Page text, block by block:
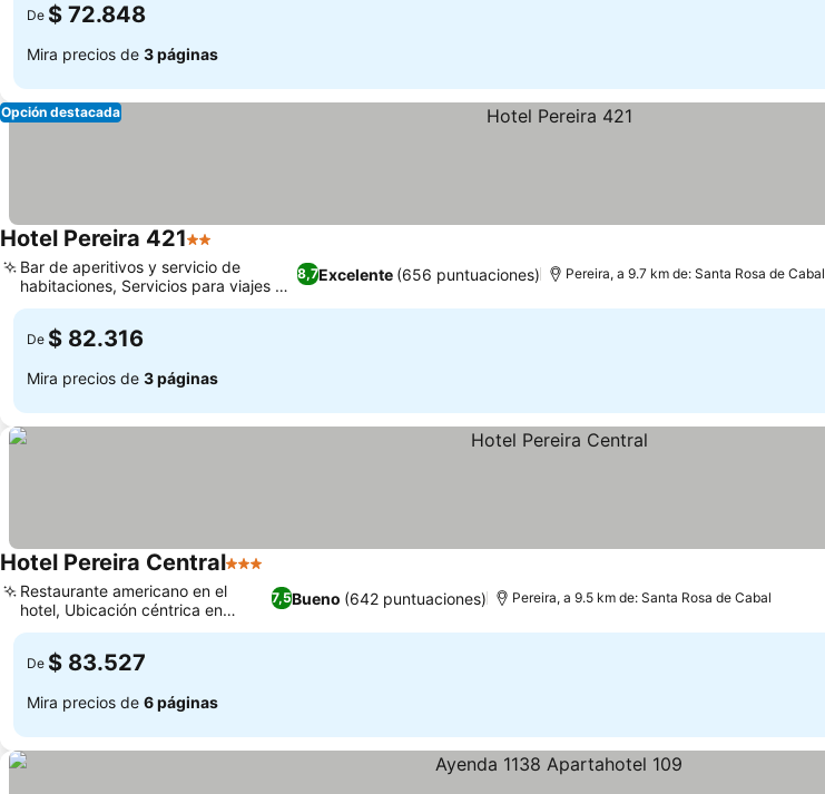
De $ 72.848
Mira precios de 3 páginas
Opción destacada
Hotel Pereira 4212 Estrellas
8,7Excelente (656 puntuaciones)
Bar de aperitivos y servicio de
habitaciones, Servicios para viajes de
negocios
Pereira, a 9.7 km de: Santa Rosa de Cabal
De $ 82.316
Mira precios de 3 páginas
Hotel Pereira Central3 Estrellas
7,5Bueno (642 puntuaciones)
Restaurante americano en el
hotel, Ubicación céntrica en
Pereira
Pereira, a 9.5 km de: Santa Rosa de Cabal
De $ 83.527
Mira precios de 6 páginas